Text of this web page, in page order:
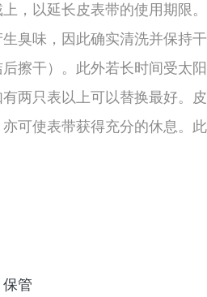
，以延长皮表带的使用期限
臭味，因此确实清洗并保持
擦干）。此外若长时间受太
只表以上可以替换最好。皮
可使表带获得充分的休息。
保管